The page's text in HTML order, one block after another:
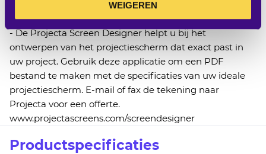
WEIGEREN
andere RAL-kleur spuiten. We kunnen het frame van
een frame scherm in iedere gewenste kleur spuiten.
- De Projecta Screen Designer helpt u bij het
ontwerpen van het projectiescherm dat exact past in
uw project. Gebruik deze applicatie om een PDF
bestand te maken met de specificaties van uw ideale
projectiescherm. E-mail of fax de tekening naar
Projecta voor een offerte.
www.projectascreens.com/screendesigner
Productspecificaties